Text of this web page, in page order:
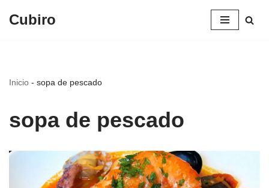
Cubiro
Inicio - sopa de pescado
sopa de pescado